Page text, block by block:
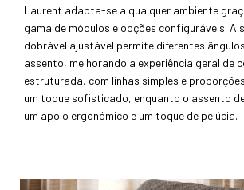
Laurent adapta-se a qualquer ambiente
gama de módulos e opções configuráveis. A
dobrável ajustável permite diferentes
assento, melhorando a experiência geral de
estruturada, com linhas simples e
um toque sofisticado, enquanto o assento
um apoio ergonómico e um toque de pelúcia.